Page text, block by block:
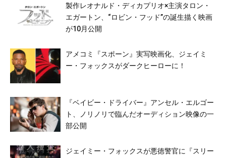
製作レオナルド・ディカプリオ×主演タロン・
エガートン、“ロビン・フッド”の誕生描く映画
が10月公開
アメコミ『スポーン』実写映画化、ジェイミ
ー・フォックスがダークヒーローに！
『ベイビー・ドライバー』アンセル・エルゴー
ト、ノリノリで臨んだオーディション映像の一
部公開
ジェイミー・フォックスが悪徳警官に『スリー